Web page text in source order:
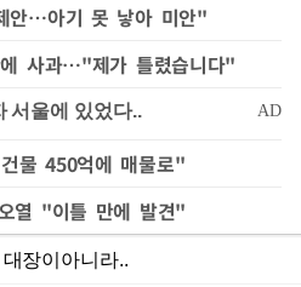
안…아기 못 낳아 미안"
사과…"제가 틀렸습니다"
물 450억에 매물로"
열 "이틀 만에 발견"